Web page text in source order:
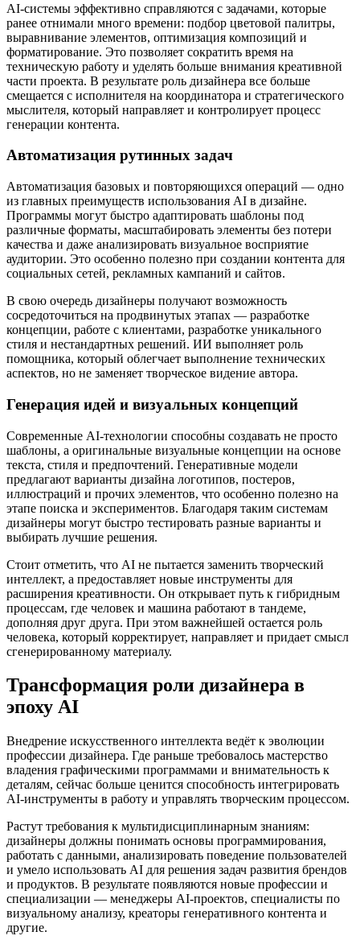
AI-системы эффективно справляются с задачами, которые
ранее отнимали много времени: подбор цветовой палитры,
выравнивание элементов, оптимизация композиций и
форматирование. Это позволяет сократить время на
техническую работу и уделять больше внимания креативной
части проекта. В результате роль дизайнера все больше
смещается с исполнителя на координатора и стратегического
мыслителя, который направляет и контролирует процесс
генерации контента.
Автоматизация рутинных задач
Автоматизация базовых и повторяющихся операций — одно
из главных преимуществ использования AI в дизайне.
Программы могут быстро адаптировать шаблоны под
различные форматы, масштабировать элементы без потери
качества и даже анализировать визуальное восприятие
аудитории. Это особенно полезно при создании контента для
социальных сетей, рекламных кампаний и сайтов.
В свою очередь дизайнеры получают возможность
сосредоточиться на продвинутых этапах — разработке
концепции, работе с клиентами, разработке уникального
стиля и нестандартных решений. ИИ выполняет роль
помощника, который облегчает выполнение технических
аспектов, но не заменяет творческое видение автора.
Генерация идей и визуальных концепций
Современные AI-технологии способны создавать не просто
шаблоны, а оригинальные визуальные концепции на основе
текста, стиля и предпочтений. Генеративные модели
предлагают варианты дизайна логотипов, постеров,
иллюстраций и прочих элементов, что особенно полезно на
этапе поиска и экспериментов. Благодаря таким системам
дизайнеры могут быстро тестировать разные варианты и
выбирать лучшие решения.
Стоит отметить, что AI не пытается заменить творческий
интеллект, а предоставляет новые инструменты для
расширения креативности. Он открывает путь к гибридным
процессам, где человек и машина работают в тандеме,
дополняя друг друга. При этом важнейшей остается роль
человека, который корректирует, направляет и придает смысл
сгенерированному материалу.
Трансформация роли дизайнера в
эпоху AI
Внедрение искусственного интеллекта ведёт к эволюции
профессии дизайнера. Где раньше требовалось мастерство
владения графическими программами и внимательность к
деталям, сейчас больше ценится способность интегрировать
AI-инструменты в работу и управлять творческим процессом.
Растут требования к мультидисциплинарным знаниям:
дизайнеры должны понимать основы программирования,
работать с данными, анализировать поведение пользователей
и умело использовать AI для решения задач развития брендов
и продуктов. В результате появляются новые профессии и
специализации — менеджеры AI-проектов, специалисты по
визуальному анализу, креаторы генеративного контента и
другие.